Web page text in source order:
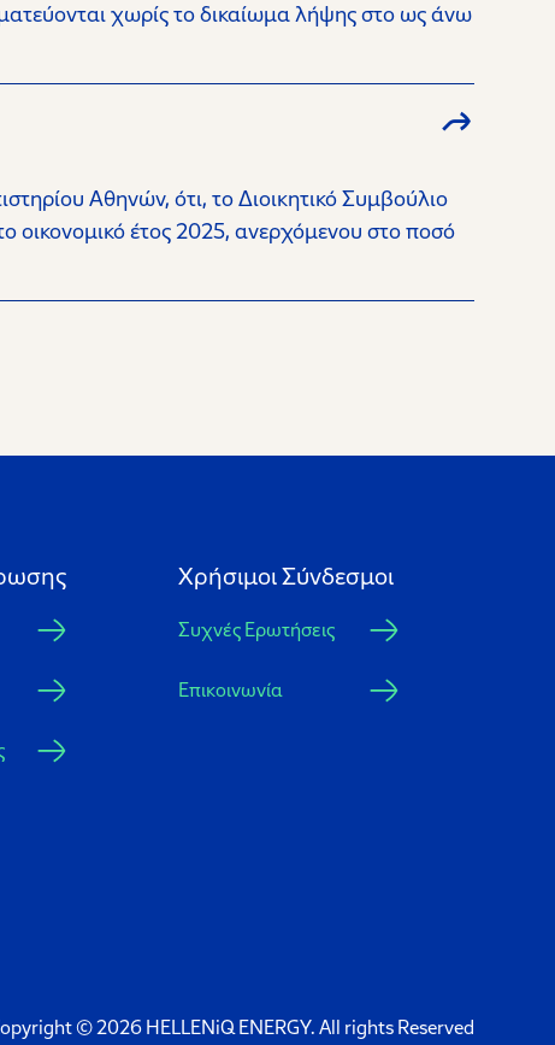
χωρίς το δικαίωμα λήψης στο ως άνω
Αθηνών, ότι, το Διοικητικό Συμβούλιο
οικονομικό έτος 2025, ανερχόμενου στο ποσό
Xρήσιμοι Σύνδεσμοι
Συχνές Ερωτήσεις
Επικοινωνία
© 2026 HELLENiQ ENERGY. All rights Reserved